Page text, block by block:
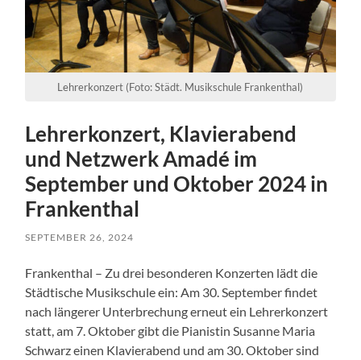
Lehrerkonzert (Foto: Städt. Musikschule Frankenthal)
Lehrerkonzert, Klavierabend
und Netzwerk Amadé im
September und Oktober 2024 in
Frankenthal
SEPTEMBER 26, 2024
Frankenthal – Zu drei besonderen Konzerten lädt die
Städtische Musikschule ein: Am 30. September findet
nach längerer Unterbrechung erneut ein Lehrerkonzert
statt, am 7. Oktober gibt die Pianistin Susanne Maria
Schwarz einen Klavierabend und am 30. Oktober sind